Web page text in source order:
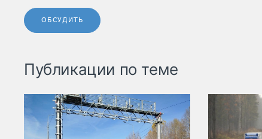
ОБСУДИТЬ
Публикации по теме